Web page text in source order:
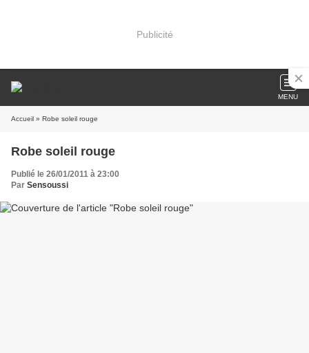
Publicité
MENU
Accueil » Robe soleil rouge
Robe soleil rouge
Publié le 26/01/2011 à 23:00
Par Sensoussi